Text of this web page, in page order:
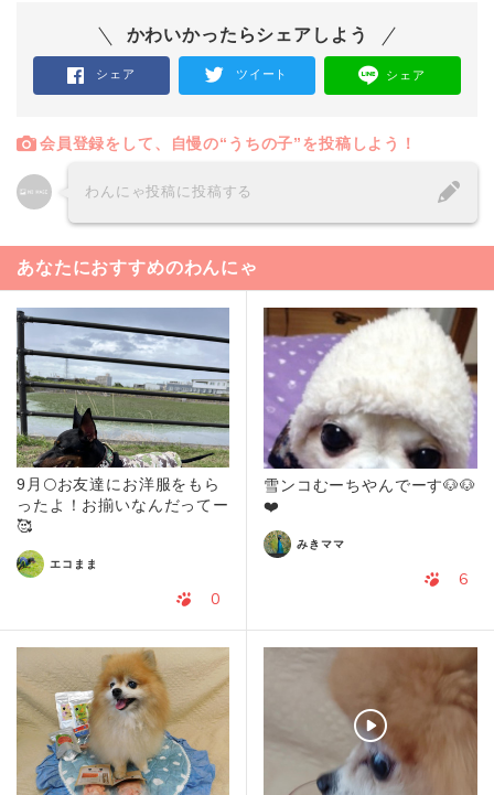
かわいかったらシェアしよう
シェア ツイート シェア
会員登録をして、自慢の“うちの子”を投稿しよう！
わんにゃ投稿に投稿する
あなたにおすすめのわんにゃ
9月🌕お友達にお洋服をもら
ったよ！お揃いなんだってー
🥰
エコまま
0
雪ンコむーちやんでーす🐶🐶
❤️
みきママ
6